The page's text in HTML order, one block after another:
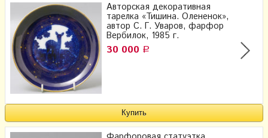
Авторская декоративная
тарелка «Тишина. Олененок»,
автор С. Г. Уваров, фарфор
Вербилок, 1985 г.
30 000 Р